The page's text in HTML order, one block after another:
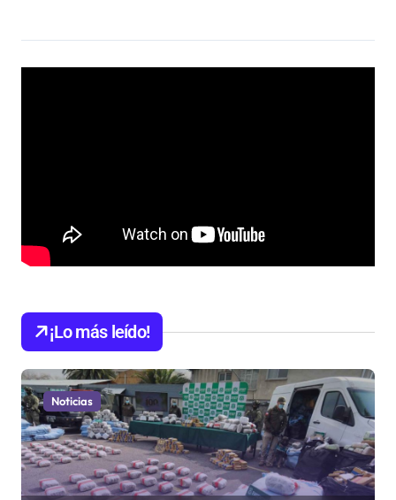
¡Lo más leído!
Noticias